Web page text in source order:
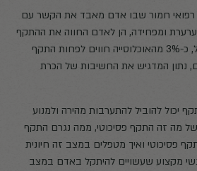
רפואי חמור שבו אדם מאבד את הקשר עם
ומפחידה, הן לאדם החווה את ההתקף
והן לסובבים אותו. בישראל, כ-3% מהאוכלוסייה חווים לפחות התקף
נתון המדגיש את החשיבות של הכרת
יכול להוביל להתערבות מהירה ולמנוע
מה זה התקף פסיכוטי, ממה נגרם התקף
פסיכוטי ואיך מטפלים במצב זה חיונית
מקצוע שעשויים להיתקל באדם במצב